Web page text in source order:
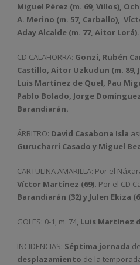
Miguel Pérez (m. 69, Villos),
A. Merino (m. 57, Carballo),
Aday Alcalde (m. 77, Aitor Lorá).
CD CALAHORRA: Gonzi, Rubén
Castillo, Aitor Uzkudun (m. 89,
Luis Martínez de Quel, Pau
Pablo Bolado, Jorge
Barandiarán.
ÁRBITRO: David Casabona Isla
Gurucharri Casado y Miguel
CARTULINA AMARILLA: Por el
Víctor Martínez (69). Por el CD
Barandiarán (32) y Julen Ekiza
GOLES: 0-1, m. 74, Luis Martínez
INCIDENCIAS: Séptima jornada
desplazamiento de la